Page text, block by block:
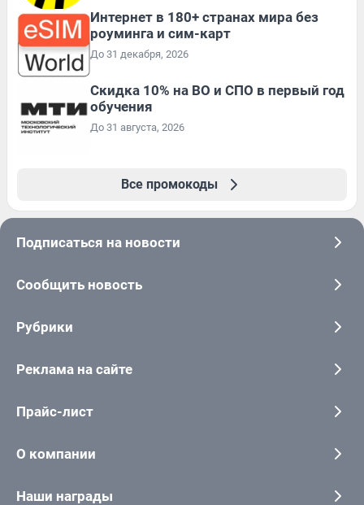
Интернет в 180+ странах мира без
роуминга и сим-карт
До 31 декабря, 2026
Скидка 10% на ВО и СПО в первый год
обучения
До 31 августа, 2026
Все промокоды
Подписаться на новости
Сообщить новость
Рубрики
Реклама на сайте
Прайс-лист
О компании
Наши награды